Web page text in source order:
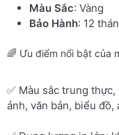
Màu Sắc: Vàng
Bảo Hành: 12
🌈 Ưu điểm nổi bật của
✅ Màu sắc trung
ảnh, văn bản, biểu đồ,